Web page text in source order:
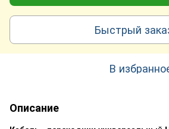
Быстрый
В
Описание